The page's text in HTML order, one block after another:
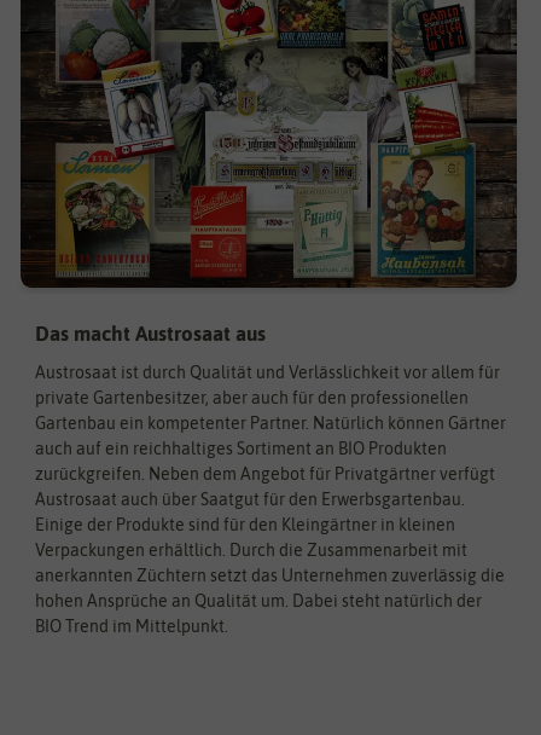
Das macht Austrosaat aus
Austrosaat ist durch Qualität und Verlässlichkeit vor allem für
private Gartenbesitzer, aber auch für den professionellen
Gartenbau ein kompetenter Partner. Natürlich können Gärtner
auch auf ein reichhaltiges Sortiment an BIO Produkten
zurückgreifen. Neben dem Angebot für Privatgärtner verfügt
Austrosaat auch über Saatgut für den Erwerbsgartenbau.
Einige der Produkte sind für den Kleingärtner in kleinen
Verpackungen erhältlich. Durch die Zusammenarbeit mit
anerkannten Züchtern setzt das Unternehmen zuverlässig die
hohen Ansprüche an Qualität um. Dabei steht natürlich der
BIO Trend im Mittelpunkt.